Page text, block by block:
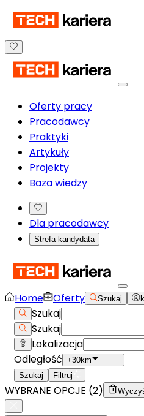
Oferty pracy
Pracodawcy
Praktyki
Artykuły
Projekty
Baza wiedzy
Dla pracodawcy
Strefa kandydata
Home Oferty Szukaj
Szukaj
Szukaj
Lokalizacja
Odległość +30km
Szukaj
Filtruj
WYBRANE OPCJE (2)